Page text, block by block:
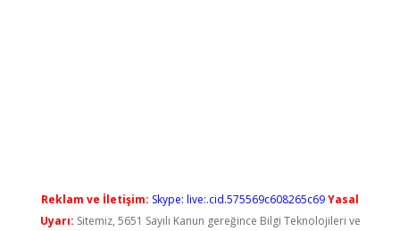
Reklam ve İletişim: Skype: live:.cid.575569c608265c69Yasal
Uyarı: Sitemiz, 5651 Sayılı Kanun gereğince Bilgi Teknolojileri ve